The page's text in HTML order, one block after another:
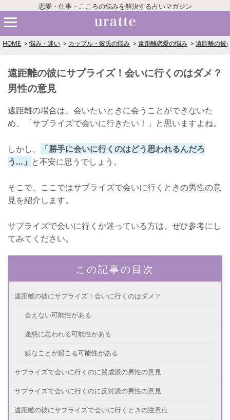
恋愛・仕事・こころの悩みを解決する占いマガジン
HOME 悩み・迷い カップル・彼氏の悩み 遠距離恋愛の悩み 遠距離の彼
遠距離の彼にサプライズ！会いに行くのはダメ？
男性の意見
遠距離の場合は、会いたいときに会うことができないた
め、「サプライズで会いに行きたい！」と思いますよね。
しかし、
「勝手に会いに行くのはどう思われるんだろ
う…」 と不安に思うでしょう。
そこで、ここではサプライズで会いに行くときの男性の意
見を紹介します。
サプライズで会いに行くか迷っている方は、ぜひ参考にし
てみてください。
この記事の目次
遠距離の彼にサプライズ！会いに行くのはダメ？
会えない可能性がある
迷惑に思われる可能性がある
嫌なことが起こる可能性がある
サプライズで会いに行くのに賛成派の男性の意見
サプライズで会いに行くのに反対派の男性の意見
遠距離の彼にサプライズで会いに行くときの注意点